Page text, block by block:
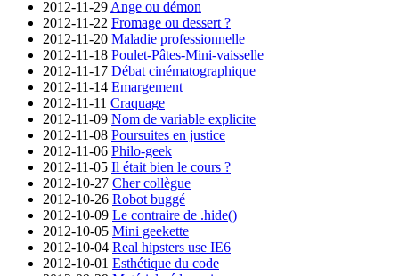
2012-11-29 Ange ou démon
2012-11-22 Fromage ou dessert ?
2012-11-20 Maladie professionnelle
2012-11-18 Poulet-Pâtes-Mini-vaisselle
2012-11-17 Débat cinématographique
2012-11-14 Emargement
2012-11-11 Craquage
2012-11-09 Nom de variable explicite
2012-11-08 Poursuites en justice
2012-11-06 Philo-geek
2012-11-05 Il était bien le cours ?
2012-10-27 Cher collègue
2012-10-26 Robot buggé
2012-10-09 Le contraire de .hide()
2012-10-05 Mini geekette
2012-10-04 Real hipsters use IE6
2012-10-01 Esthétique du code